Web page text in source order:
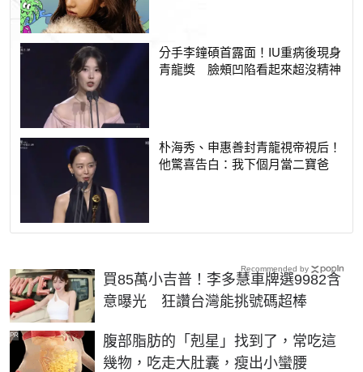
分手李鐘碩首露面！IU重病後現身
青龍獎 臉頰凹陷看起來超沒精神
朴海秀、申惠善封青龍視帝視后！
他驚喜告白：我下個月當二寶爸
買85萬小吉普！李多慧車牌選9982含
意曝光 狂讚台灣能挑號碼超棒
腹部脂肪的「剋星」找到了，常吃這
幾物，吃走大肚囊，瘦出小蠻腰
PR
Recommended by